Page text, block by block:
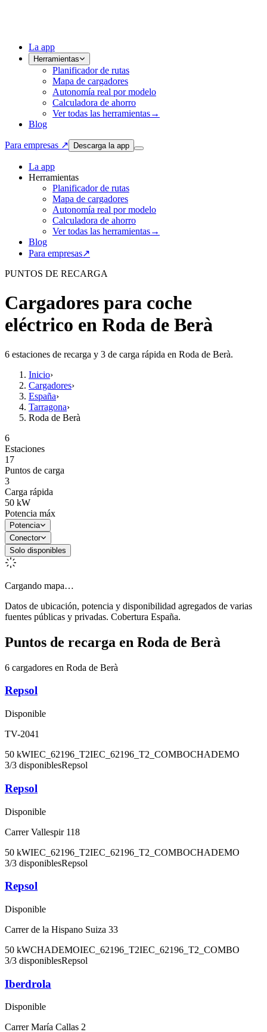
La app
Herramientas
Planificador de rutas
Mapa de cargadores
Autonomía real por modelo
Calculadora de ahorro
Ver todas las herramientas→
Blog
Para empresas ↗ Descarga la app
La app
Herramientas
Planificador de rutas
Mapa de cargadores
Autonomía real por modelo
Calculadora de ahorro
Ver todas las herramientas→
Blog
Para empresas↗
PUNTOS DE RECARGA
Cargadores para coche
eléctrico en Roda de Berà
6 estaciones de recarga y 3 de carga rápida en Roda de Berà.
Inicio›
Cargadores›
España›
Tarragona›
Roda de Berà
6
Estaciones
17
Puntos de carga
3
Carga rápida
50 kW
Potencia máx
Potencia
Conector
Solo disponibles
Cargando mapa…
Datos de ubicación, potencia y disponibilidad agregados de varias
fuentes públicas y privadas. Cobertura España.
Puntos de recarga en Roda de Berà
6 cargadores en Roda de Berà
Repsol
Disponible
TV-2041
50 kWIEC_62196_T2IEC_62196_T2_COMBOCHADEMO
3/3 disponiblesRepsol
Repsol
Disponible
Carrer Vallespir 118
50 kWIEC_62196_T2IEC_62196_T2_COMBOCHADEMO
3/3 disponiblesRepsol
Repsol
Disponible
Carrer de la Hispano Suiza 33
50 kWCHADEMOIEC_62196_T2IEC_62196_T2_COMBO
3/3 disponiblesRepsol
Iberdrola
Disponible
Carrer María Callas 2